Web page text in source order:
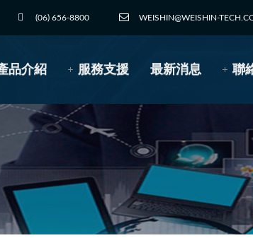
(06) 656-8800 WEISHIN@WEISHIN-
品介紹 服務支援 最新消息 聯